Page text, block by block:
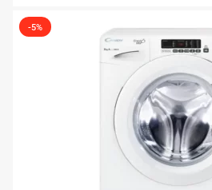
-5%